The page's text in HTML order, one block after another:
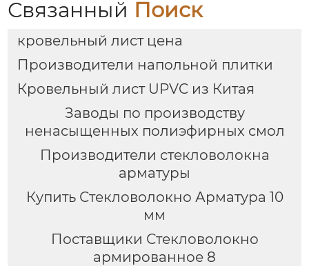
Связанный Поиск
кровельный лист цена
Производители напольной плитки
Кровельный лист UPVC из Китая
Заводы по производству
ненасыщенных полиэфирных смол
Производители стекловолокна
арматуры
Купить Стекловолокно Арматура 10
мм
Поставщики Стекловолокно
армированное 8